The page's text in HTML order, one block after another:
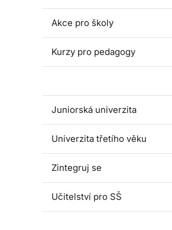
Akce pro školy
Kurzy pro pedagogy
Juniorská univerzita
Univerzita třetího věku
Zintegruj se
Učitelství pro SŠ